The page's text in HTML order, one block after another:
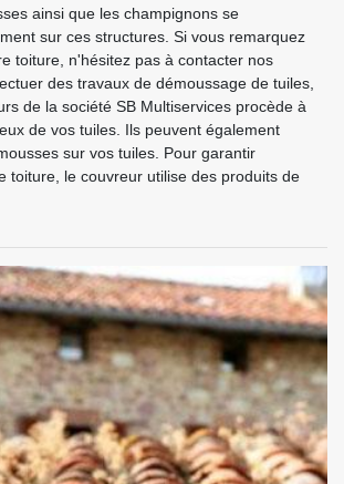
ainsi que les champignons se
sur ces structures. Si vous remarquez
toiture, n'hésitez pas à contacter nos
des travaux de démoussage de tuiles,
de la société SB Multiservices procède à
de vos tuiles. Ils peuvent également
sur vos tuiles. Pour garantir
toiture, le couvreur utilise des produits de